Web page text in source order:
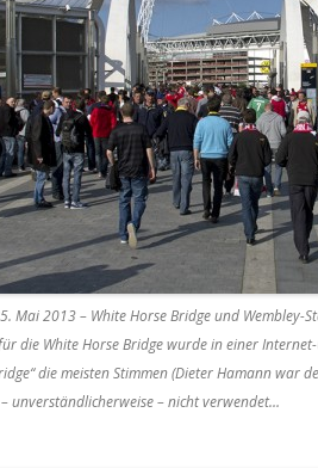
Mai 2013 – White Horse Bridge und Wembley-
die White Horse Bridge wurde in einer
die meisten Stimmen (Dieter Hamann war
unverständlicherweise – nicht verwendet…